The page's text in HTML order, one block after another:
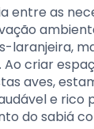
entre as
laranjeira,
criar
aves,
e rico
do sabiá